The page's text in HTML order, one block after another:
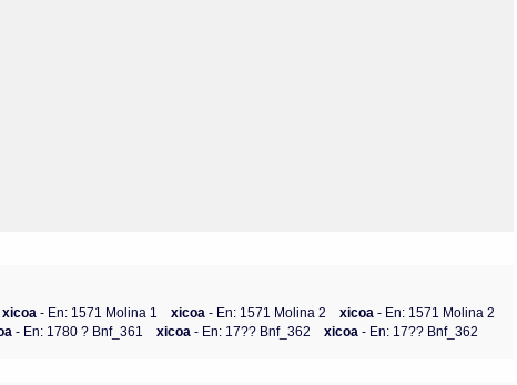
xicoa- En: 1571 Molina 1 xicoa- En: 1571 Molina 2 xicoa- En: 1571 Molina 2
- En: 1780 ? Bnf_361 xicoa- En: 17?? Bnf_362 xicoa- En: 17?? Bnf_362